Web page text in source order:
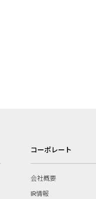
コーポレート
会社概要
IR情報